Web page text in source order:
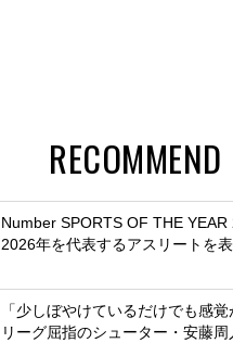
RECOMMEND
Number SPORTS OF THE YEAR
2026年を代表するアスリートを
「少しぼやけているだけでも感
リーグ屈指のシューター・安藤周